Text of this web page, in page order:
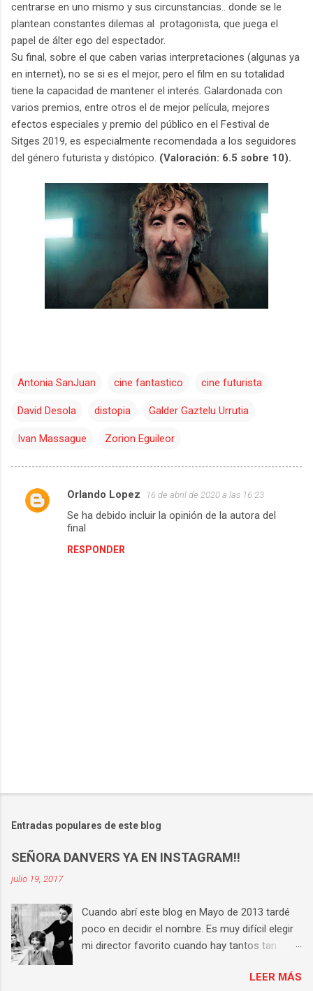
centrarse en uno mismo y sus circunstancias.. donde se le
plantean constantes dilemas al protagonista, que juega el
papel de álter ego del espectador.
Su final, sobre el que caben varias interpretaciones (algunas ya
en internet), no se si es el mejor, pero el film en su totalidad
tiene la capacidad de mantener el interés. Galardonada con
varios premios, entre otros el de mejor película, mejores
efectos especiales y premio del público en el Festival de
Sitges 2019, es especialmente recomendada a los seguidores
del género futurista y distópico. (Valoración: 6.5 sobre 10).
Antonia SanJuan cine fantastico cine futurista
David Desola distopia Galder Gaztelu Urrutia
Ivan Massague Zorion Eguileor
C
Orlando Lopez 16 de abril de 2020 a las 16:23
Se ha debido incluir la opinión de la autora del
final
RESPONDER
l
c
a
r
n
m
e
n
Entradas populares de este blog
SEÑORA DANVERS YA EN INSTAGRAM!!
julio 19, 2017
Cuando abrí este blog en Mayo de 2013 tardé
poco en decidir el nombre. Es muy difícil elegir
mi director favorito cuando hay tantos tan
es Hitchcock . Tiene una técnica perfecta, un
LEER MÁS